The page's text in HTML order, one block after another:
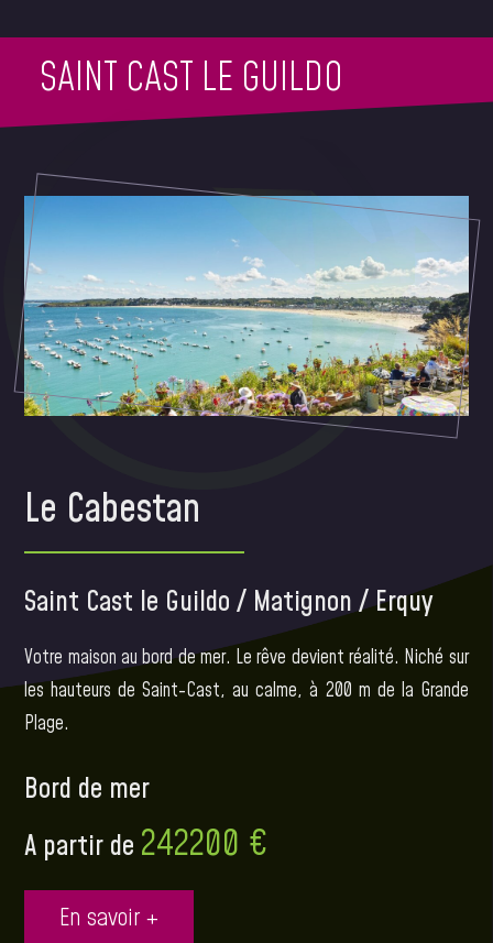
SAINT CAST LE GUILDO
Le Cabestan
Saint Cast le Guildo / Matignon / Erquy
Votre maison au bord de mer. Le rêve devient réalité. Niché sur
les hauteurs de Saint-Cast, au calme, à 200 m de la Grande
Plage.
Bord de mer
A partir de 242200 €
En savoir +